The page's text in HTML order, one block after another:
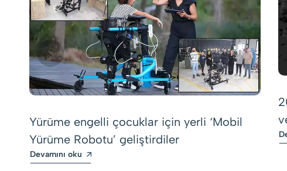
Yürüme engelli çocuklar için yerli ‘Mobil
Yürüme Robotu’ geliştirdiler
Devamını oku